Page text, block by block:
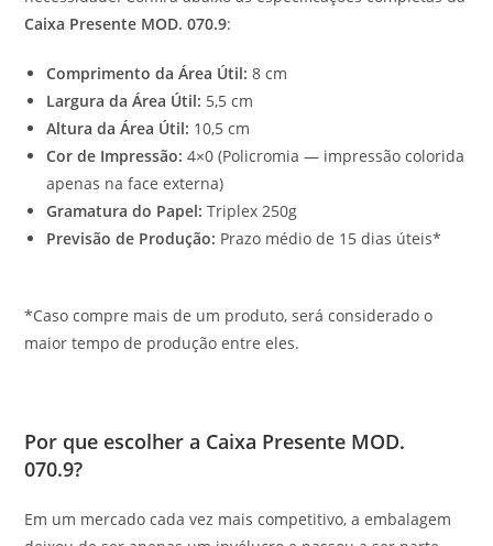
Caixa Presente MOD. 070.9:
Comprimento da Área Útil: 8 cm
Largura da Área Útil: 5,5 cm
Altura da Área Útil: 10,5 cm
Cor de Impressão: 4×0 (Policromia — impressão colorida
apenas na face externa)
Gramatura do Papel: Triplex 250g
Previsão de Produção: Prazo médio de 15 dias úteis*
*Caso compre mais de um produto, será considerado o
maior tempo de produção entre eles.
Por que escolher a Caixa Presente MOD.
070.9?
Em um mercado cada vez mais competitivo, a embalagem